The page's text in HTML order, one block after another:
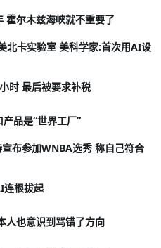
霍尔木兹海峡就不重要了
北卡实验室 美科学家:首次用AI设
时 最后被要求补税
品是“世界工厂”
布参加WNBA选秀 称自己符合
连根拔起
人也意识到骂错了方向